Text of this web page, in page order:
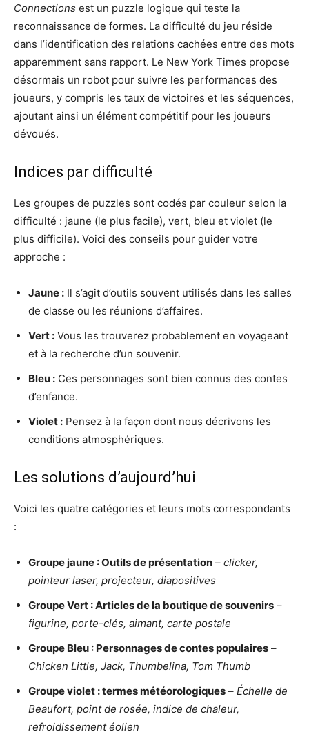
Connections est un puzzle logique qui teste la
reconnaissance de formes. La difficulté du jeu réside
dans l’identification des relations cachées entre des mots
apparemment sans rapport. Le New York Times propose
désormais un robot pour suivre les performances des
joueurs, y compris les taux de victoires et les séquences,
ajoutant ainsi un élément compétitif pour les joueurs
dévoués.
Indices par difficulté
Les groupes de puzzles sont codés par couleur selon la
difficulté : jaune (le plus facile), vert, bleu et violet (le
plus difficile). Voici des conseils pour guider votre
approche :
Jaune : Il s’agit d’outils souvent utilisés dans les salles
de classe ou les réunions d’affaires.
Vert : Vous les trouverez probablement en voyageant
et à la recherche d’un souvenir.
Bleu : Ces personnages sont bien connus des contes
d’enfance.
Violet : Pensez à la façon dont nous décrivons les
conditions atmosphériques.
Les solutions d’aujourd’hui
Voici les quatre catégories et leurs mots correspondants
:
Groupe jaune : Outils de présentation – clicker,
pointeur laser, projecteur, diapositives
Groupe Vert : Articles de la boutique de souvenirs –
figurine, porte-clés, aimant, carte postale
Groupe Bleu : Personnages de contes populaires –
Chicken Little, Jack, Thumbelina, Tom Thumb
Groupe violet : termes météorologiques – Échelle de
Beaufort, point de rosée, indice de chaleur,
refroidissement éolien